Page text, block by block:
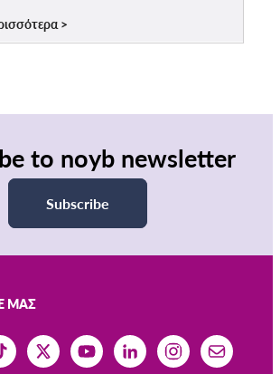
to noyb newsletter
Subscribe
ΜΑΣ